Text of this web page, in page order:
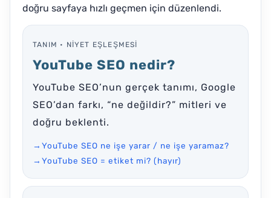
doğru sayfaya hızlı geçmen için düzenlendi.
TANIM • NIYET EŞLEŞMESI
YouTube SEO nedir?
YouTube SEO’nun gerçek tanımı, Google
SEO’dan farkı, “ne değildir?” mitleri ve
doğru beklenti.
→ YouTube SEO ne işe yarar / ne işe yaramaz?
→ YouTube SEO = etiket mi? (hayır)